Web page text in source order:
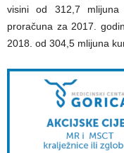
visini od 312,7
proračuna za 2017.
2018. od 304,5 mlijuna